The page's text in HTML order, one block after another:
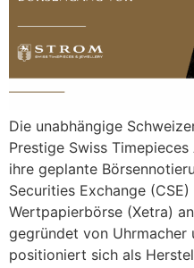
Die unabhängige
Prestige Swiss
ihre geplante
Securities Exchange
Wertpapierbörse (Xetra)
gegründet von Uhrmacher
positioniert sich als